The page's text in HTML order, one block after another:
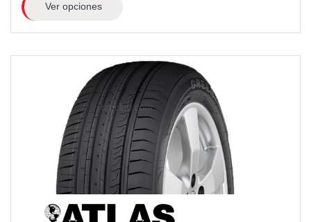
Ver opciones